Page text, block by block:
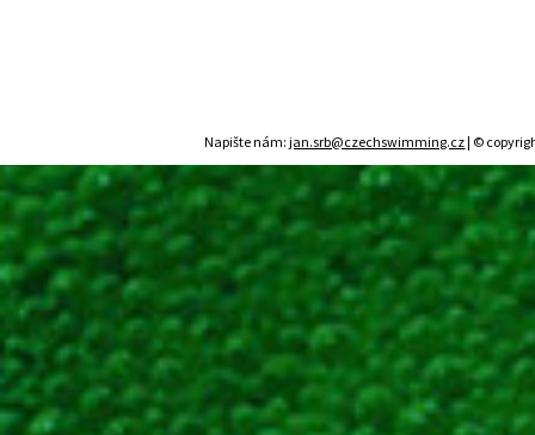
Napište nám:jan.srb@czechswimming.cz| ©